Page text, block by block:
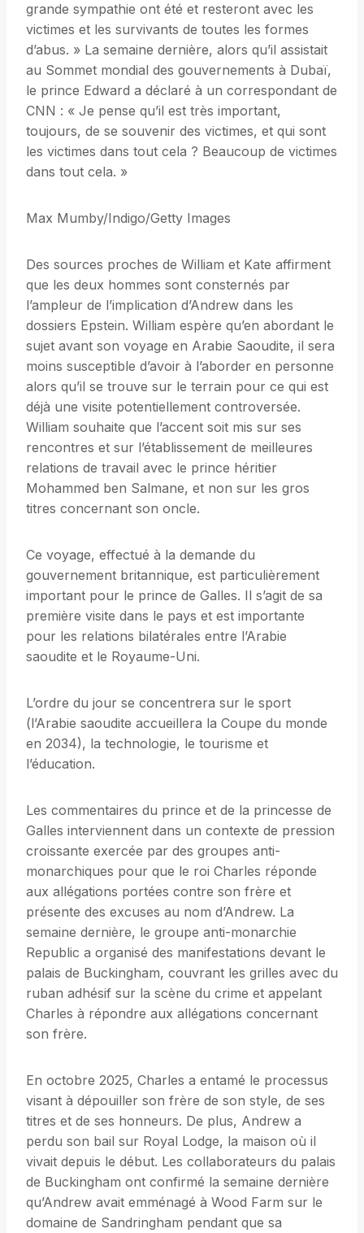
grande sympathie ont été et resteront avec les
victimes et les survivants de toutes les formes
d’abus. » La semaine dernière, alors qu’il assistait
au Sommet mondial des gouvernements à Dubaï,
le prince Edward a déclaré à un correspondant de
CNN : « Je pense qu’il est très important,
toujours, de se souvenir des victimes, et qui sont
les victimes dans tout cela ? Beaucoup de victimes
dans tout cela. »
Max Mumby/Indigo/Getty Images
Des sources proches de William et Kate affirment
que les deux hommes sont consternés par
l’ampleur de l’implication d’Andrew dans les
dossiers Epstein. William espère qu’en abordant le
sujet avant son voyage en Arabie Saoudite, il sera
moins susceptible d’avoir à l’aborder en personne
alors qu’il se trouve sur le terrain pour ce qui est
déjà une visite potentiellement controversée.
William souhaite que l’accent soit mis sur ses
rencontres et sur l’établissement de meilleures
relations de travail avec le prince héritier
Mohammed ben Salmane, et non sur les gros
titres concernant son oncle.
Ce voyage, effectué à la demande du
gouvernement britannique, est particulièrement
important pour le prince de Galles. Il s’agit de sa
première visite dans le pays et est importante
pour les relations bilatérales entre l’Arabie
saoudite et le Royaume-Uni.
L’ordre du jour se concentrera sur le sport
(l’Arabie saoudite accueillera la Coupe du monde
en 2034), la technologie, le tourisme et
l’éducation.
Les commentaires du prince et de la princesse de
Galles interviennent dans un contexte de pression
croissante exercée par des groupes anti-
monarchiques pour que le roi Charles réponde
aux allégations portées contre son frère et
présente des excuses au nom d’Andrew. La
semaine dernière, le groupe anti-monarchie
Republic a organisé des manifestations devant le
palais de Buckingham, couvrant les grilles avec du
ruban adhésif sur la scène du crime et appelant
Charles à répondre aux allégations concernant
son frère.
En octobre 2025, Charles a entamé le processus
visant à dépouiller son frère de son style, de ses
titres et de ses honneurs. De plus, Andrew a
perdu son bail sur Royal Lodge, la maison où il
vivait depuis le début. Les collaborateurs du palais
de Buckingham ont confirmé la semaine dernière
qu’Andrew avait emménagé à Wood Farm sur le
domaine de Sandringham pendant que sa